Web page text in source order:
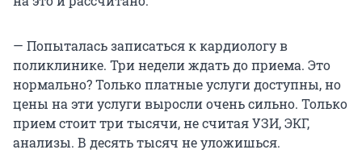
— Попыталась записаться к кардиологу в
поликлинике. Три недели ждать до приема. Это
нормально? Только платные услуги доступны, но
цены на эти услуги выросли очень сильно. Только
прием стоит три тысячи, не считая УЗИ, ЭКГ,
анализы. В десять тысяч не уложишься.